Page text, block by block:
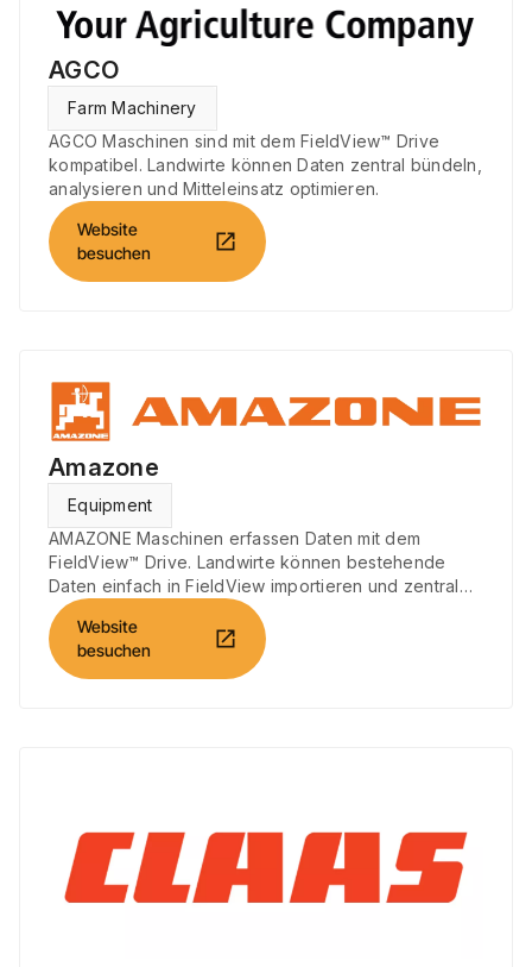
AGCO
Farm Machinery
AGCO Maschinen sind mit dem FieldView™ Drive
kompatibel. Landwirte können Daten zentral bündeln,
analysieren und Mitteleinsatz optimieren.
Website
besuchen
open_in_new
Amazone
Equipment
AMAZONE Maschinen erfassen Daten mit dem
FieldView™ Drive. Landwirte können bestehende
Daten einfach in FieldView importieren und zentral
nutzen.
Website
besuchen
open_in_new